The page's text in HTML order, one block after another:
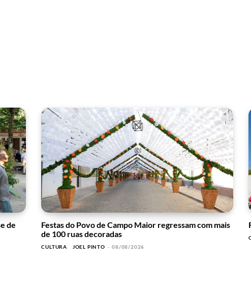
de
Festas do Povo de Campo Maior regressam com mais
de 100 ruas decoradas
CULTURA JOEL PINTO - 08/08/2026